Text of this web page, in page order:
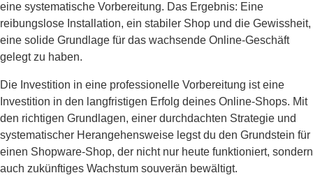
eine systematische Vorbereitung. Das Ergebnis: Eine
reibungslose Installation, ein stabiler Shop und die Gewissheit,
eine solide Grundlage für das wachsende Online-Geschäft
gelegt zu haben.
Die Investition in eine professionelle Vorbereitung ist eine
Investition in den langfristigen Erfolg deines Online-Shops. Mit
den richtigen Grundlagen, einer durchdachten Strategie und
systematischer Herangehensweise legst du den Grundstein für
einen Shopware-Shop, der nicht nur heute funktioniert, sondern
auch zukünftiges Wachstum souverän bewältigt.